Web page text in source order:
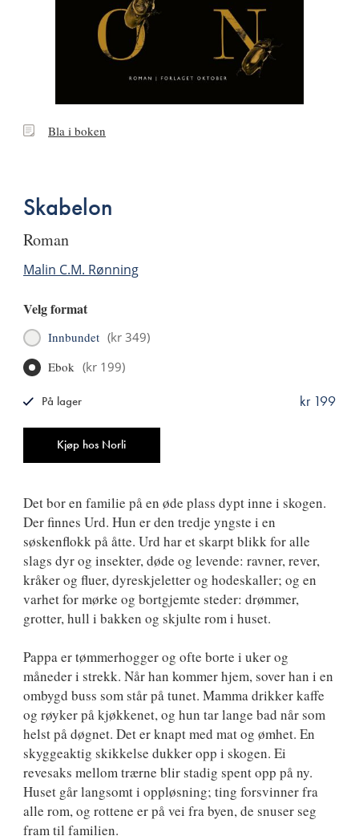
BlaBla i boken
Skabelon
roman
Malin C.M. Rønning
Velg format
Innbundet (kr 349)
Ebok (kr 199)
Kjøp hos Norli
kr 199
På lager
Det bor en familie på en øde plass dypt inne i skogen.
Der finnes Urd. Hun er den tredje yngste i en
søskenflokk på åtte. Urd har et skarpt blikk for alle
slags dyr og insekter, døde og levende: ravner, rever,
kråker og fluer, dyreskjeletter og hodeskaller; og en
varhet for mørke og bortgjemte steder: drømmer,
grotter, hull i bakken og skjulte rom i huset.
Pappa er tømmerhogger og ofte borte i uker og
måneder i strekk. Når han kommer hjem, sover han i en
ombygd buss som står på tunet. Mamma drikker kaffe
og røyker på kjøkkenet, og hun tar lange bad når som
helst på døgnet. Det er knapt med mat og ømhet. En
skyggeaktig skikkelse dukker opp i skogen. Ei
revesaks mellom trærne blir stadig spent opp på ny.
Huset går langsomt i oppløsning; ting forsvinner fra
alle rom, og rottene er på vei fra byen, de snuser seg
fram til familien.